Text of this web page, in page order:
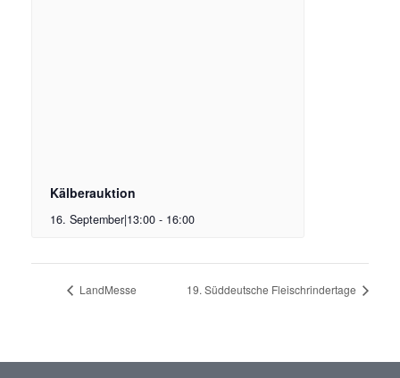
Kälberauktion
16. September|13:00 - 16:00
LandMesse 19. Süddeutsche Fleischrindertage